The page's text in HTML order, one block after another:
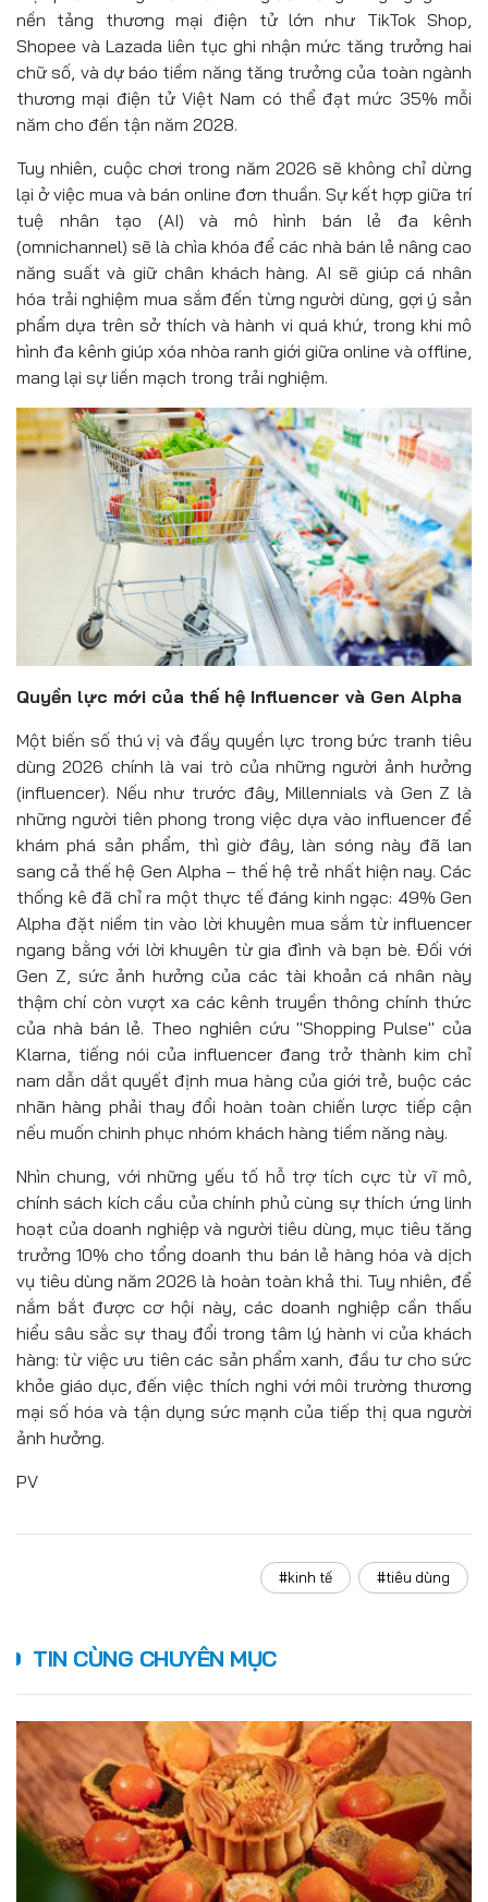
nền tảng thương mại điện tử lớn như TikTok Shop,
Shopee và Lazada liên tục ghi nhận mức tăng trưởng hai
chữ số, và dự báo tiềm năng tăng trưởng của toàn ngành
thương mại điện tử Việt Nam có thể đạt mức 35% mỗi
năm cho đến tận năm 2028.
Tuy nhiên, cuộc chơi trong năm 2026 sẽ không chỉ dừng
lại ở việc mua và bán online đơn thuần. Sự kết hợp giữa trí
tuệ nhân tạo (AI) và mô hình bán lẻ đa kênh
(omnichannel) sẽ là chìa khóa để các nhà bán lẻ nâng cao
năng suất và giữ chân khách hàng. AI sẽ giúp cá nhân
hóa trải nghiệm mua sắm đến từng người dùng, gợi ý sản
phẩm dựa trên sở thích và hành vi quá khứ, trong khi mô
hình đa kênh giúp xóa nhòa ranh giới giữa online và offline,
mang lại sự liền mạch trong trải nghiệm.
Quyền lực mới của thế hệ Influencer và Gen Alpha
Một biến số thú vị và đầy quyền lực trong bức tranh tiêu
dùng 2026 chính là vai trò của những người ảnh hưởng
(influencer). Nếu như trước đây, Millennials và Gen Z là
những người tiên phong trong việc dựa vào influencer để
khám phá sản phẩm, thì giờ đây, làn sóng này đã lan
sang cả thế hệ Gen Alpha – thế hệ trẻ nhất hiện nay. Các
thống kê đã chỉ ra một thực tế đáng kinh ngạc: 49% Gen
Alpha đặt niềm tin vào lời khuyên mua sắm từ influencer
ngang bằng với lời khuyên từ gia đình và bạn bè. Đối với
Gen Z, sức ảnh hưởng của các tài khoản cá nhân này
thậm chí còn vượt xa các kênh truyền thông chính thức
của nhà bán lẻ. Theo nghiên cứu "Shopping Pulse" của
Klarna, tiếng nói của influencer đang trở thành kim chỉ
nam dẫn dắt quyết định mua hàng của giới trẻ, buộc các
nhãn hàng phải thay đổi hoàn toàn chiến lược tiếp cận
nếu muốn chinh phục nhóm khách hàng tiềm năng này.
Nhìn chung, với những yếu tố hỗ trợ tích cực từ vĩ mô,
chính sách kích cầu của chính phủ cùng sự thích ứng linh
hoạt của doanh nghiệp và người tiêu dùng, mục tiêu tăng
trưởng 10% cho tổng doanh thu bán lẻ hàng hóa và dịch
vụ tiêu dùng năm 2026 là hoàn toàn khả thi. Tuy nhiên, để
nắm bắt được cơ hội này, các doanh nghiệp cần thấu
hiểu sâu sắc sự thay đổi trong tâm lý hành vi của khách
hàng: từ việc ưu tiên các sản phẩm xanh, đầu tư cho sức
khỏe giáo dục, đến việc thích nghi với môi trường thương
mại số hóa và tận dụng sức mạnh của tiếp thị qua người
ảnh hưởng.
PV
#kinh tế #tiêu dùng
TIN CÙNG CHUYÊN MỤC